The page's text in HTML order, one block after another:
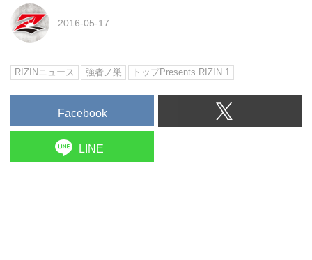
2016-05-17
RIZINニュース 強者ノ巣 トップPresents RIZIN.1
Facebook
LINE